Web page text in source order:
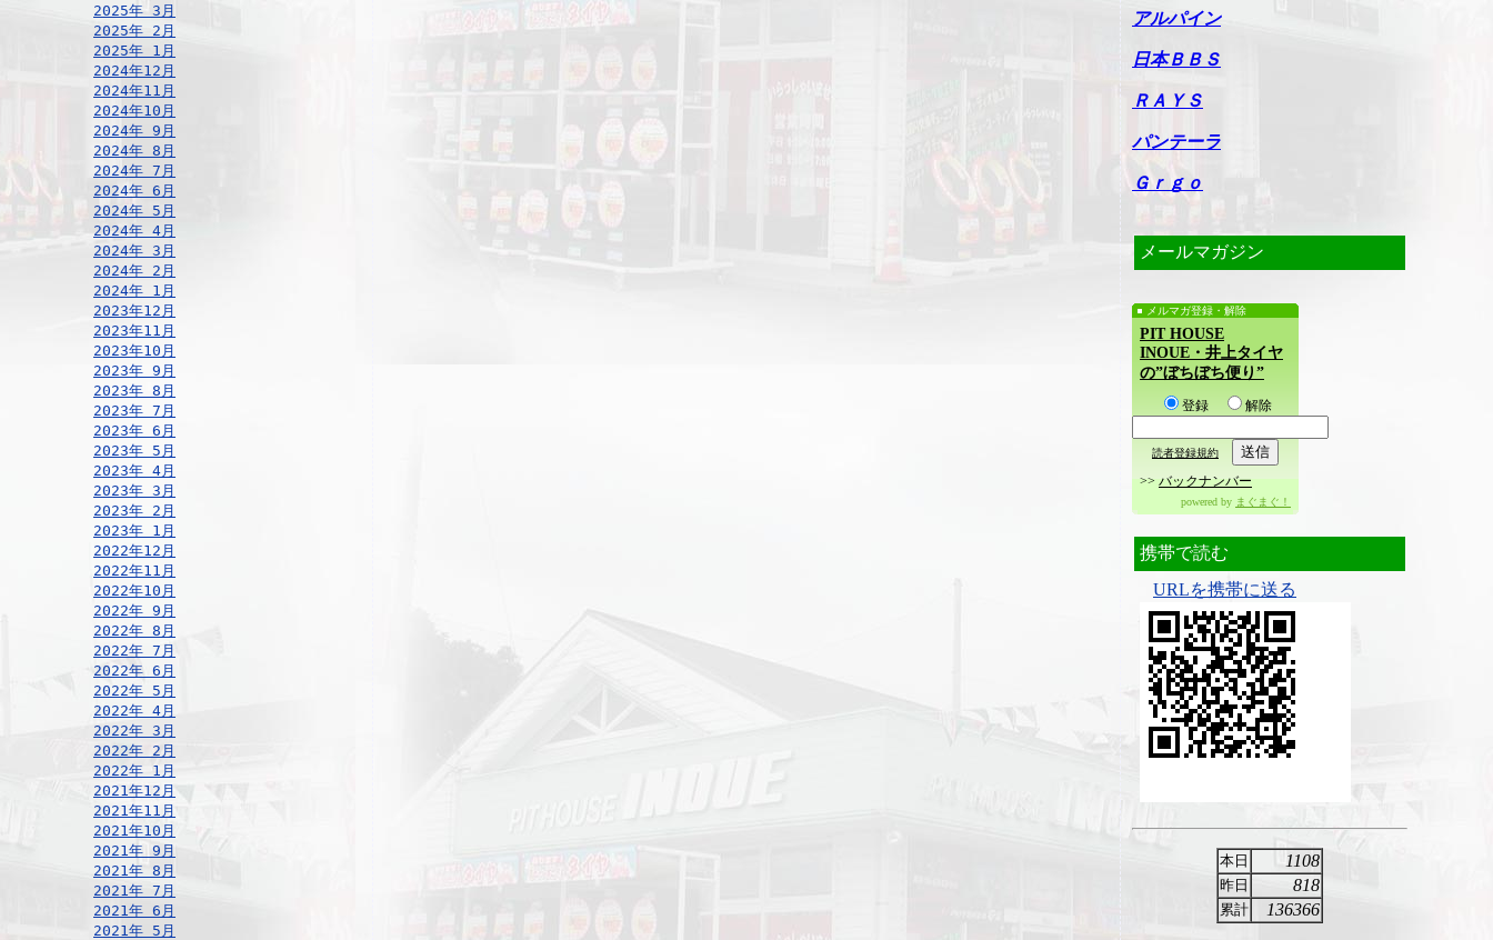
2025年 3月
2025年 2月
2025年 1月
2024年12月
2024年11月
2024年10月
2024年 9月
2024年 8月
2024年 7月
2024年 6月
2024年 5月
2024年 4月
2024年 3月
2024年 2月
2024年 1月
2023年12月
2023年11月
2023年10月
2023年 9月
2023年 8月
2023年 7月
2023年 6月
2023年 5月
2023年 4月
2023年 3月
2023年 2月
2023年 1月
2022年12月
2022年11月
2022年10月
2022年 9月
2022年 8月
2022年 7月
2022年 6月
2022年 5月
2022年 4月
2022年 3月
2022年 2月
2022年 1月
2021年12月
2021年11月
2021年10月
2021年 9月
2021年 8月
2021年 7月
2021年 6月
2021年 5月
アルパイン
日本ＢＢＳ
ＲＡＹＳ
パンテーラ
Ｇｒｇｏ
メールマガジン
メルマガ登録・解除
PIT HOUSE
INOUE・井上タイヤ
の”ぼちぼち便り”
登録 解除
読者登録規約
>> バックナンバー
powered by まぐまぐ！
携帯で読む
URLを携帯に送る
本日 1108
昨日 818
累計 136366